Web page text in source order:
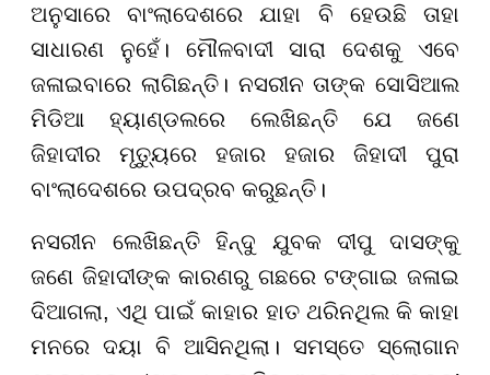
ଅନୁସାରେ ବାଂଲାଦେଶରେ ଯାହା ବି ହେଉଛି ତାହା
ସାଧାରଣ ନୁହେଁ। ମୌଳବାଦୀ ସାରା ଦେଶକୁ ଏବେ
ଜଳାଇବାରେ ଲାଗିଛନ୍ତି। ନସରୀନ ତାଙ୍କ ସୋସିଆଲ
ମିଡିଆ ହ୍ୟାଣ୍ଡଲରେ ଲେଖିଛନ୍ତି ଯେ ଜଣେ
ଜିହାଦୀର ମୃତ୍ୟୁରେ ହଜାର ହଜାର ଜିହାଦୀ ପୁରା
ବାଂଲାଦେଶରେ ଉପଦ୍ରବ କରୁଛନ୍ତି।
ନସରୀନ ଲେଖିଛନ୍ତି ହିନ୍ଦୁ ଯୁବକ ଦୀପୁ ଦାସଙ୍କୁ
ଜଣେ ଜିହାଦୀଙ୍କ କାରଣରୁ ଗଛରେ ଟଙ୍ଗାଇ ଜଳାଇ
ଦିଆଗଲା, ଏଥି ପାଇଁ କାହାର ହାତ ଥରିନଥିଲ କି କାହା
ମନରେ ଦୟା ବି ଆସିନଥିଲା। ସମସ୍ତେ ସ୍ଲୋଗାନ